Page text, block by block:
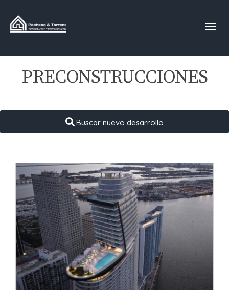
PRECONSTRUCCIONES
Buscar nuevo desarrollo